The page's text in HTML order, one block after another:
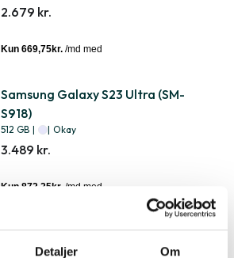
Detaljer Om
2.679 kr.
Samsung Galaxy S23 Ultra (SM-
S918)
512 GB | | Okay
3.489 kr.
Samsung Galaxy S23 Ultra (SM-
S918)
| Okay